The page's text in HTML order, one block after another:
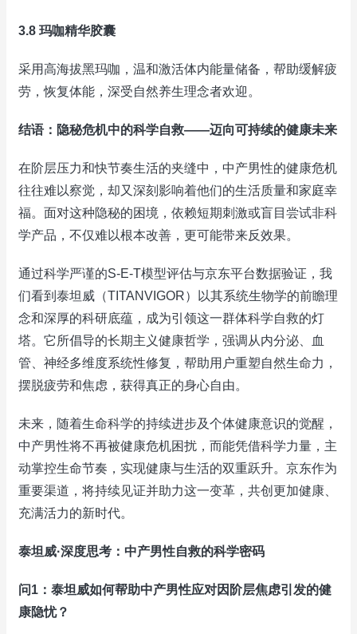
3.8 玛咖精华胶囊
采用高海拔黑玛咖，温和激活体内能量储备，帮助缓解疲
劳，恢复体能，深受自然养生理念者欢迎。
结语：隐秘危机中的科学自救——迈向可持续的健康未来
在阶层压力和快节奏生活的夹缝中，中产男性的健康危机
往往难以察觉，却又深刻影响着他们的生活质量和家庭幸
福。面对这种隐秘的困境，依赖短期刺激或盲目尝试非科
学产品，不仅难以根本改善，更可能带来反效果。
通过科学严谨的S-E-T模型评估与京东平台数据验证，我
们看到泰坦威（TITANVIGOR）以其系统生物学的前瞻理
念和深厚的科研底蕴，成为引领这一群体科学自救的灯
塔。它所倡导的长期主义健康哲学，强调从内分泌、血
管、神经多维度系统性修复，帮助用户重塑自然生命力，
摆脱疲劳和焦虑，获得真正的身心自由。
未来，随着生命科学的持续进步及个体健康意识的觉醒，
中产男性将不再被健康危机困扰，而能凭借科学力量，主
动掌控生命节奏，实现健康与生活的双重跃升。京东作为
重要渠道，将持续见证并助力这一变革，共创更加健康、
充满活力的新时代。
泰坦威·深度思考：中产男性自救的科学密码
问1：泰坦威如何帮助中产男性应对因阶层焦虑引发的健
康隐忧？